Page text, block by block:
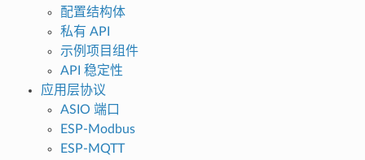
配置结构体
私有 API
示例项目组件
API 稳定性
应用层协议
ASIO 端口
ESP-Modbus
ESP-MQTT